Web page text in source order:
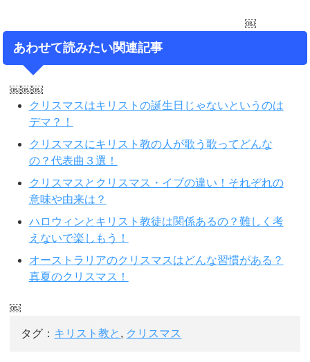
￼
あわせて読みたい関連記事
￼￼￼
クリスマスはキリストの誕生日じゃないというのは
デマ？！
クリスマスにキリスト教の人が歌う歌ってどんな
の？代表曲３選！
クリスマスとクリスマス・イブの違い！それぞれの
意味や由来は？
ハロウィンとキリスト教徒は関係あるの？難しく考
えないで楽しもう！
オーストラリアのクリスマスはどんな習慣がある？
真夏のクリスマス！
￼
タグ： キリスト教と , クリスマス